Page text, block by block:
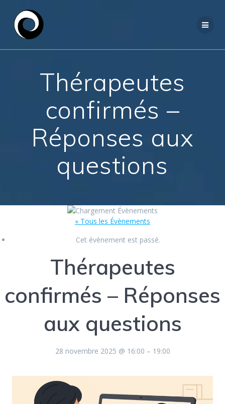
Thérapeutes
confirmés –
Réponses aux
questions
« Tous les Évènements
Cet évènement est passé.
Thérapeutes
confirmés – Réponses
aux questions
28 novembre 2025 @ 16:00 – 19:00